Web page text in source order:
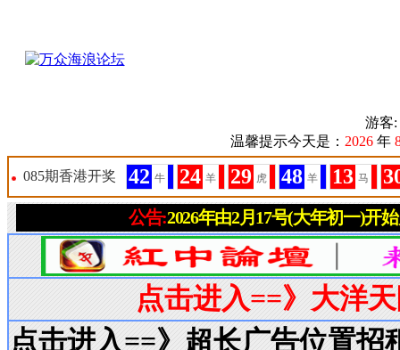
游
温馨提示今天是： 2026 年